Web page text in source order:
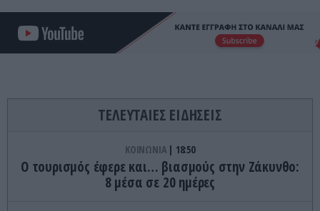
ΤΕΛΕΥΤΑΙΕΣ ΕΙΔΗΣΕΙΣ
ΚΟΙΝΩΝΙΑ 18:50
Ο τουρισμός έφερε και… βιασμούς στην Ζάκυνθο:
8 μέσα σε 20 ημέρες